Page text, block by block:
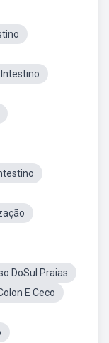
DoSul Praias
E Ceco